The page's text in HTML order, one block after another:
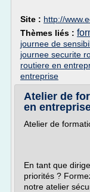
Site : http://
Thèmes liés :
journee de
journee securite
routiere en
entreprise
Atelier de
en
Atelier de
En tant que
priorités ?
notre atelier